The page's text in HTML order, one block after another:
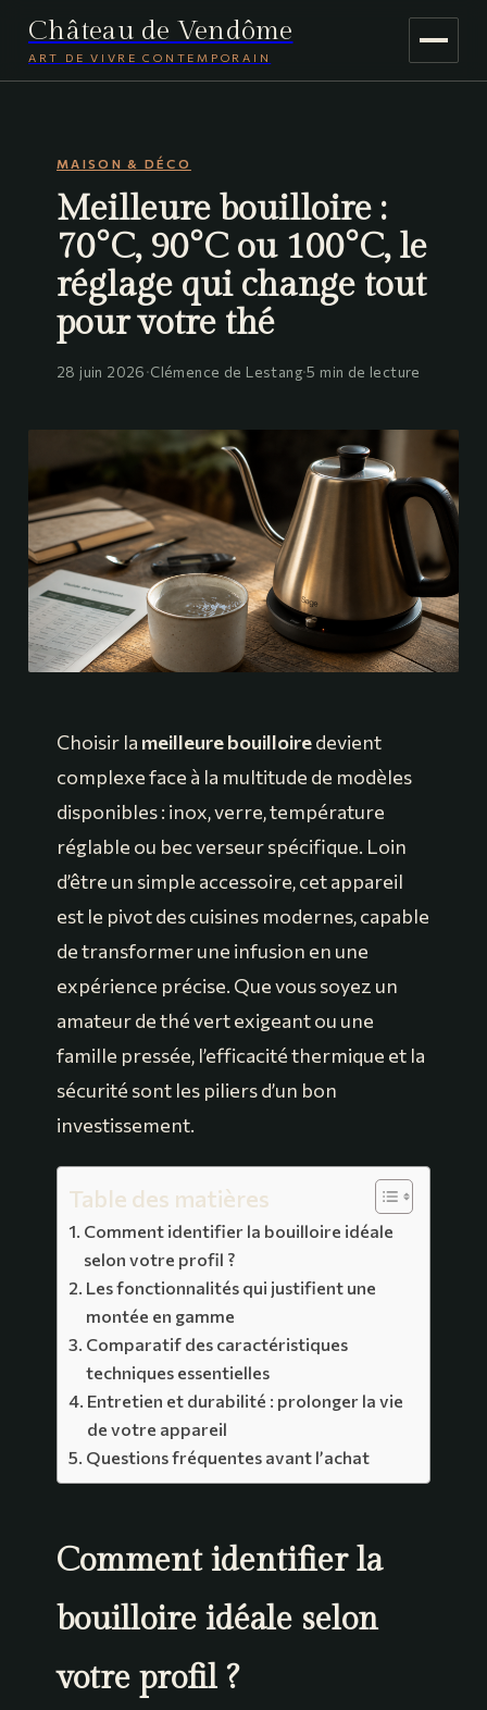
Château de Vendôme
ART DE VIVRE CONTEMPORAIN
JARDINAGE
VOYAGE
MAISON & DÉCO
Meilleure bouilloire :
70°C, 90°C ou 100°C, le
réglage qui change tout
pour votre thé
28 juin 2026·Clémence de Lestang·5 min de lecture
Choisir la meilleure bouilloiredevient
complexe face à la multitude de modèles
disponibles : inox, verre, température
réglable ou bec verseur spécifique. Loin
d’être un simple accessoire, cet appareil
est le pivot des cuisines modernes, capable
de transformer une infusion en une
expérience précise. Que vous soyez un
amateur de thé vert exigeant ou une
famille pressée, l’efficacité thermique et la
sécurité sont les piliers d’un bon
investissement.
Table des matières
Comment identifier la bouilloire idéale
selon votre profil ?
Les fonctionnalités qui justifient une
montée en gamme
Comparatif des caractéristiques
techniques essentielles
Entretien et durabilité : prolonger la vie
de votre appareil
Questions fréquentes avant l’achat
Comment identifier la
bouilloire idéale selon
votre profil ?